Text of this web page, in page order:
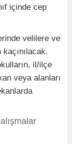
içinde cep
velilere ve
il/ilçe
veya alanları